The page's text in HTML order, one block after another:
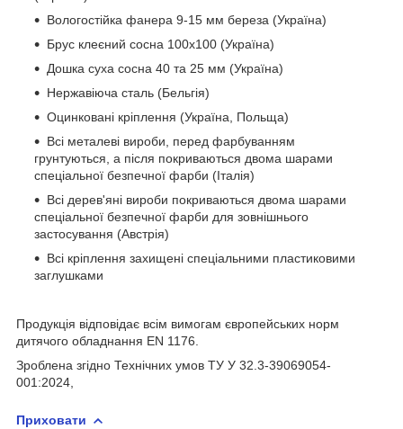
Вологостійка фанера 9-15 мм береза ​​(Україна)
Брус клеєний сосна 100х100 (Україна)
Дошка суха сосна 40 та 25 мм (Україна)
Нержавіюча сталь (Бельгія)
Оцинковані кріплення (Україна, Польща)
Всі металеві вироби, перед фарбуванням
грунтуються, а після покриваються двома шарами
спеціальної безпечної фарби (Італія)
Всі дерев'яні вироби покриваються двома шарами
спеціальної безпечної фарби для зовнішнього
застосування (Австрія)
Всі кріплення захищені спеціальними пластиковими
заглушками
Продукція відповідає всім вимогам європейських норм
дитячого обладнання EN 1176.
Зроблена згідно Технічних умов ТУ У 32.3-39069054-
001:2024,
Приховати